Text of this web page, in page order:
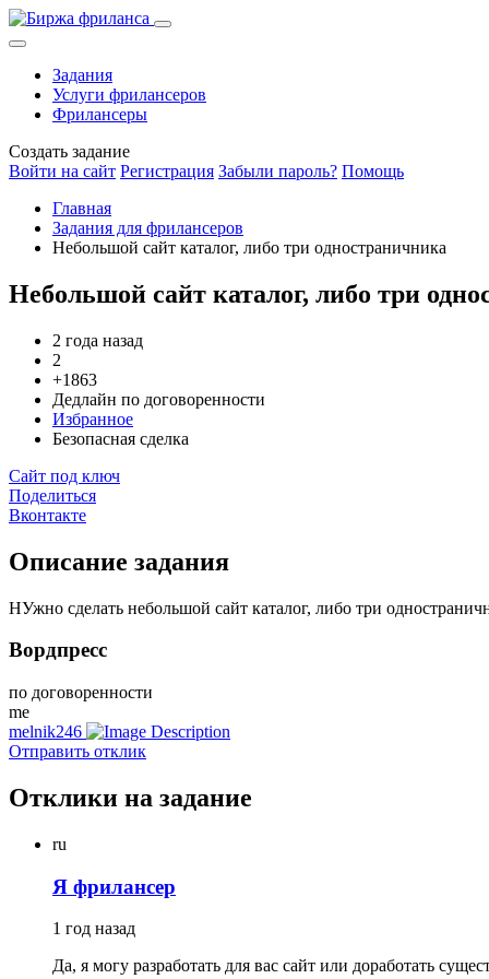
Задания
Услуги фрилансеров
Фрилансеры
Создать задание
Войти на сайт Регистрация Забыли пароль? Помощь
Главная
Задания для фрилансеров
Небольшой сайт каталог, либо три одностраничника
Небольшой сайт каталог, либо три
2 года назад
2
+1863
Дедлайн по договоренности
Избранное
Безопасная сделка
Сайт под ключ
Поделиться
Вконтакте
Описание задания
НУжно сделать небольшой сайт каталог, либо три
Вордпресс
по договоренности
me
melnik246
Отправить отклик
Отклики на задание
ru
Я фрилансер
1 год назад
Да, я могу разработать для вас сайт или доработать